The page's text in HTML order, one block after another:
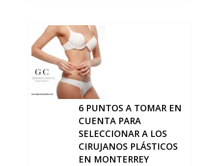
6 PUNTOS A TOMAR EN
CUENTA PARA
SELECCIONAR A LOS
CIRUJANOS PLÁSTICOS
EN MONTERREY